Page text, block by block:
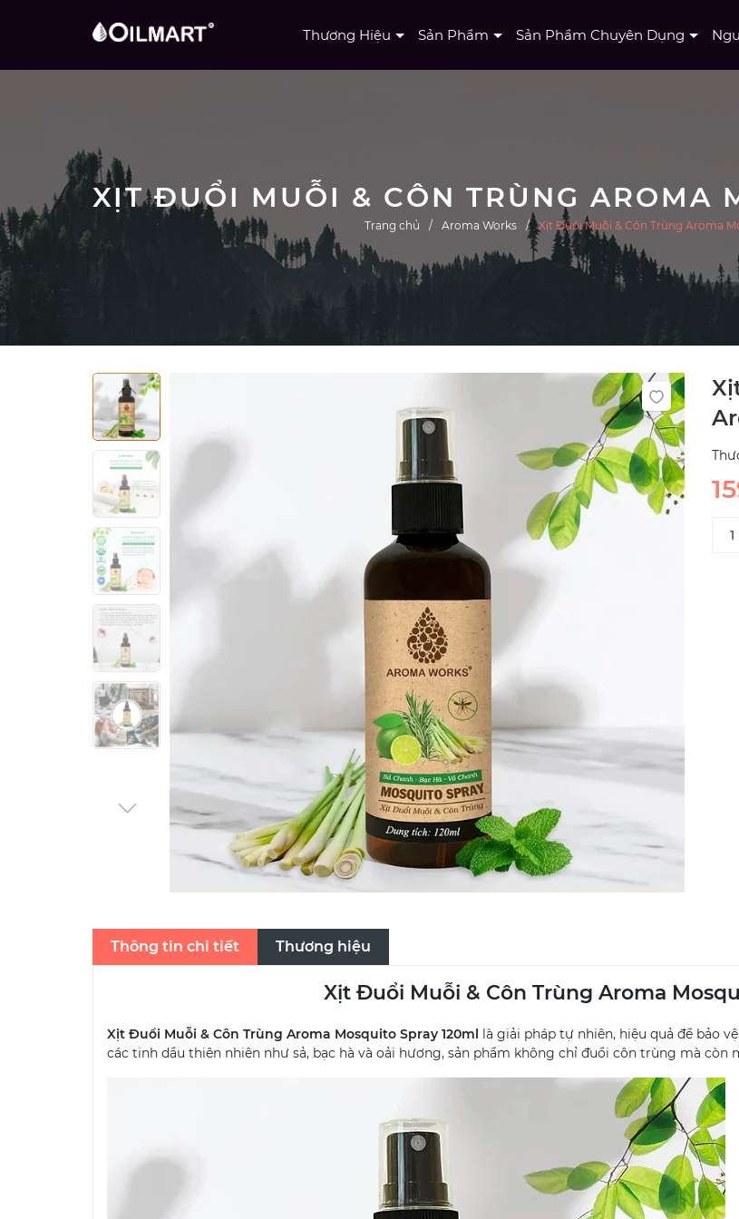
Thương Hiệu Sản Phẩm Sản Phẩm Chuyên Dụng
Trang chủ Aroma Works Xịt Đuổi Muỗi & Côn Trùng Aroma
Thông tin chi tiết Thương hiệu
Xịt Đuổi Muỗi & Côn Trùng Aroma
Xịt Đuổi Muỗi & Côn Trùng Aroma Mosquito Spray 120ml là giải pháp tự nhiên, hiệu quả để bảo
các tinh dầu thiên nhiên như sả, bạc hà và oải hương, sản phẩm không chỉ đuổi côn trùng mà